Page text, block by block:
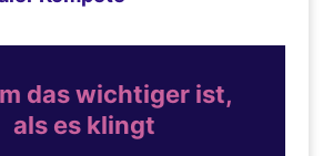
das wichtiger ist,
als es klingt